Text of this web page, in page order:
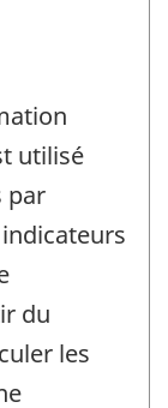
utilisé
par
du
les